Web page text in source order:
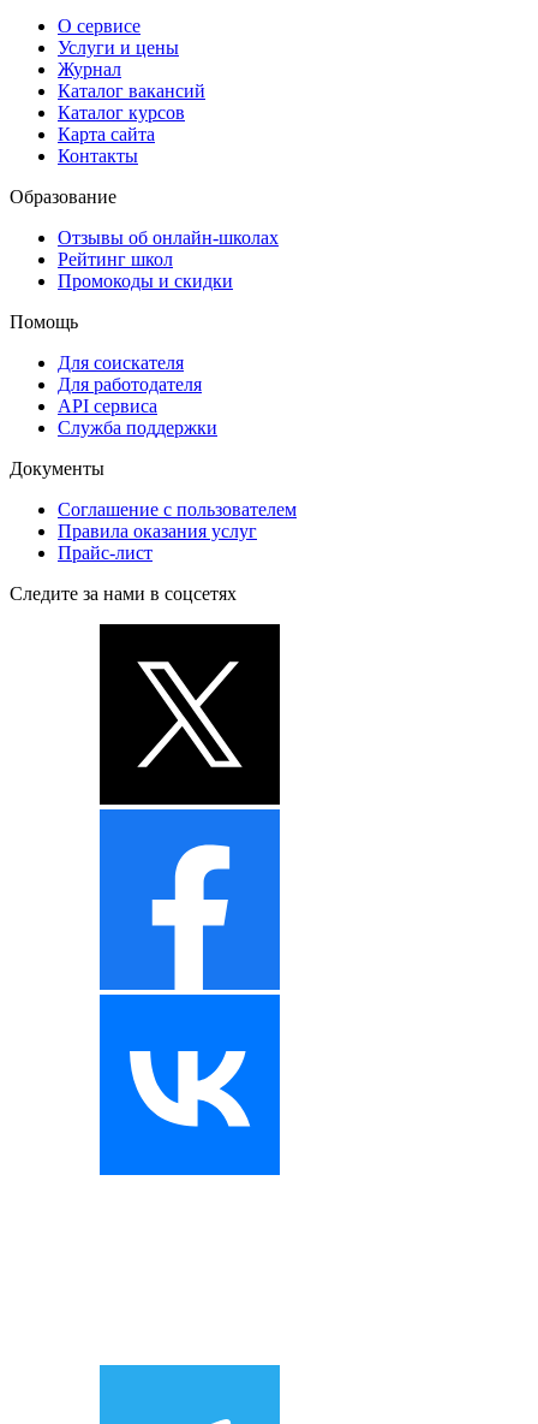
О сервисе
Услуги и цены
Журнал
Каталог вакансий
Каталог курсов
Карта сайта
Контакты
Образование
Отзывы об онлайн-школах
Рейтинг школ
Промокоды и скидки
Помощь
Для соискателя
Для работодателя
API сервиса
Служба поддержки
Документы
Соглашение с пользователем
Правила оказания услуг
Прайс-лист
Следите за нами в соцсетях